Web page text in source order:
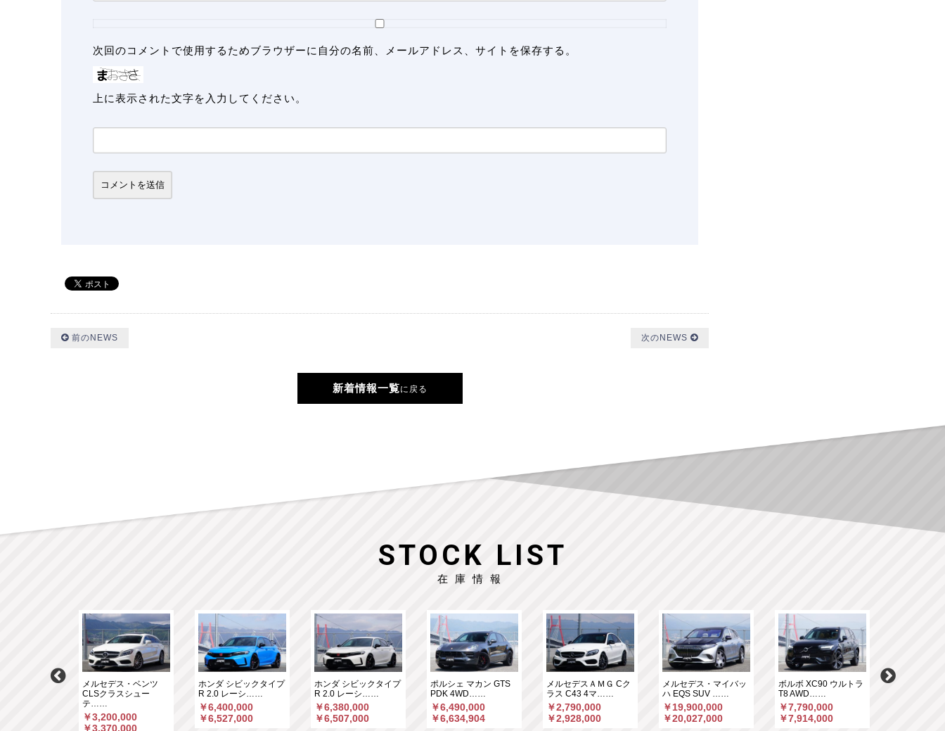
次回のコメントで使用するためブラウザーに自分の名前、メールアドレス、サイトを保存する。
上に表示された文字を入力してください。
前のNEWS 次のNEWS
新着情報一覧に戻る
STOCK LIST
在庫情報
ＡＭＧ GLC
メルセデス・ベンツ
CLSクラスシュー
テ……
￥3,200,000
￥3,370,000
ホンダ シビックタイプ
R 2.0 レーシ……
￥6,400,000
￥6,527,000
ホンダ シビックタイプ
R 2.0 レーシ……
￥6,380,000
￥6,507,000
ポルシェ マカン GTS
PDK 4WD……
￥6,490,000
￥6,634,904
メルセデスＡＭＧ Cク
ラス C43 4マ……
￥2,790,000
￥2,928,000
メルセデス・マイバッ
ハ EQS SUV ……
￥19,900,000
￥20,027,000
ボルボ XC90 ウルトラ
T8 AWD……
￥7,790,000
￥7,914,000